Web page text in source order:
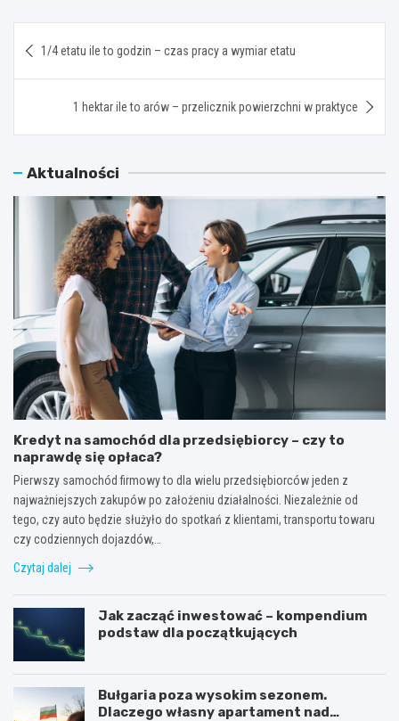
wpisu
1/4 etatu ile to godzin – czas pracy a wymiar etatu
1 hektar ile to arów – przelicznik powierzchni w praktyce
Aktualności
Kredyt na samochód dla przedsiębiorcy – czy to
naprawdę się opłaca?
Pierwszy samochód firmowy to dla wielu przedsiębiorców jeden z
najważniejszych zakupów po założeniu działalności. Niezależnie od
tego, czy auto będzie służyło do spotkań z klientami, transportu towaru
czy codziennych dojazdów,…
Czytaj dalej
Jak zacząć inwestować – kompendium
podstaw dla początkujących
Bułgaria poza wysokim sezonem.
Dlaczego własny apartament nad